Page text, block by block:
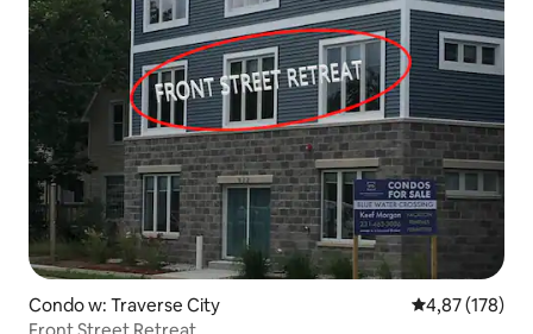
Condo w: Traverse City Średnia
4,87 (178)